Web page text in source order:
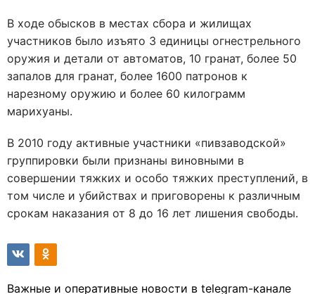
В ходе обысков в местах сбора и жилищах
участников было изъято 3 единицы огнестрельного
оружия и детали от автоматов, 10 гранат, более 50
запалов для гранат, более 1600 патронов к
нарезному оружию и более 60 килограмм
марихуаны.
В 2010 году активные участники «пивзаводской»
группировки были признаны виновными в
совершении тяжких и особо тяжких преступлений, в
том числе и убийствах и приговорены к различным
срокам наказания от 8 до 16 лет лишения свободы.
Важные и оперативные новости в telegram-канале